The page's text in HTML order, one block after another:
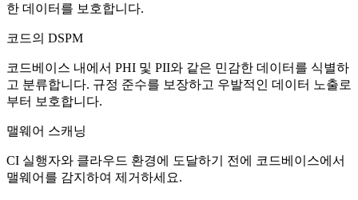
한 데이터를 보호합니다.
코드의 DSPM
코드베이스 내에서 PHI 및 PII와 같은 민감한 데이터를 식별하
고 분류합니다. 규정 준수를 보장하고 우발적인 데이터 노출로
부터 보호합니다.
맬웨어 스캐닝
CI 실행자와 클라우드 환경에 도달하기 전에 코드베이스에서
맬웨어를 감지하여 제거하세요.